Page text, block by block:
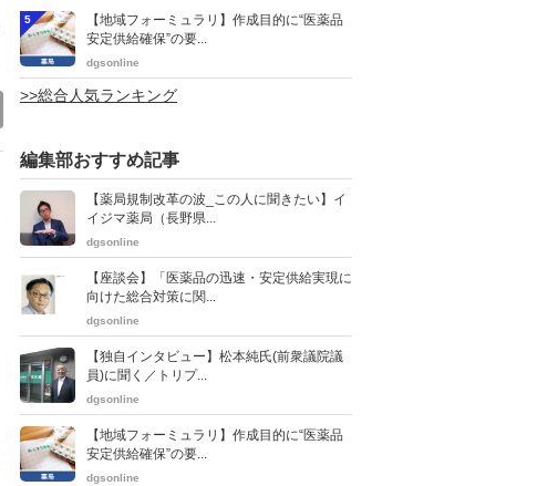
5
【地域フォーミュラリ】作成目的に“医薬品
安定供給確保”の要...
dgsonline
>>総合人気ランキング
編集部おすすめ記事
【薬局規制改革の波_この人に聞きたい】イ
イジマ薬局（長野県...
dgsonline
【座談会】「医薬品の迅速・安定供給実現に
向けた総合対策に関...
dgsonline
【独自インタビュー】松本純氏(前衆議院議
員)に聞く／トリプ...
dgsonline
【地域フォーミュラリ】作成目的に“医薬品
安定供給確保”の要...
dgsonline